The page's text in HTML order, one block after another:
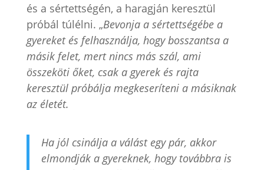
és a sértettségén, a haragján keresztül
próbál túlélni. „Bevonja a sértettségébe a
gyereket és felhasználja, hogy bosszantsa a
másik felet, mert nincs más szál, ami
összeköti őket, csak a gyerek és rajta
keresztül próbálja megkeseríteni a másiknak
az életét.
Ha jól csinálja a válást egy pár, akkor
elmondják a gyereknek, hogy továbbra is